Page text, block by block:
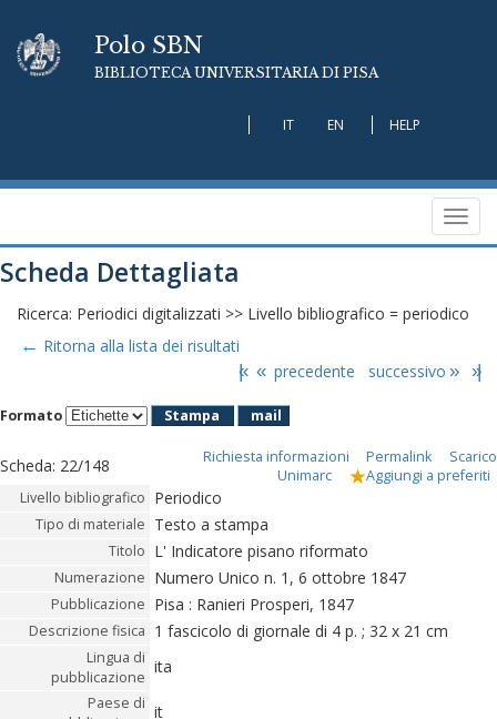
Polo SBN
BIBLIOTECA UNIVERSITARIA DI PISA
IT EN HELP
Scheda Dettagliata
Ricerca: Periodici digitalizzati >> Livello bibliografico = periodico
← Ritorna alla lista dei risultati
|« « precedente successivo » »|
Formato Stampa mail
Scheda: 22/148 Richiesta informazioni Permalink
Scarico
Unimarc
Aggiungi a preferiti
Livello bibliografico Periodico
Tipo di materiale Testo a stampa
Titolo L' Indicatore pisano riformato
Numerazione Numero Unico n. 1, 6 ottobre 1847
Pubblicazione Pisa : Ranieri Prosperi, 1847
Descrizione fisica 1 fascicolo di giornale di 4 p. ; 32 x 21 cm
Lingua di
pubblicazione
ita
Paese di it